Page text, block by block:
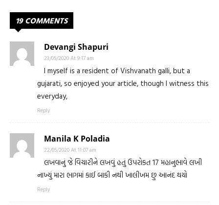
19 COMMENTS
Devangi Shapuri
23/05/2020 At 9:17 am
I myself is a resident of Vishvanath galli, but a
gujarati, so enjoyed your article, though I witness this
everyday,
Reply
Manila K Poladia
22/05/2020 At 11:07 am
લખવાનું જે વિચારીને લખવું હતું ઉપરોકત 17 મહાનુભાવે લખી
નાખ્યું મારા ભાગમાં કાઈ બાકી નથી ખાલીખમ છુ આનંદ થયો
Reply